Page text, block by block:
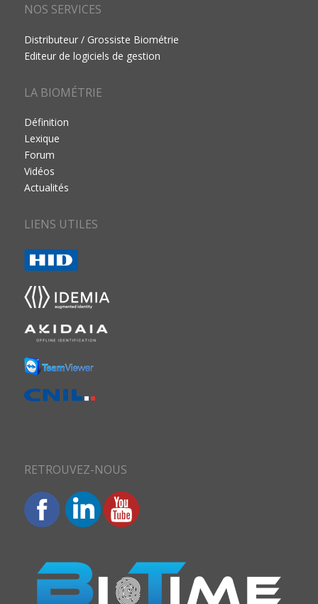
NOS SERVICES
Distributeur / Grossiste Biométrie
Editeur de logiciels de gestion
LA BIOMÉTRIE
Définition
Lexique
Forum
Vidéos
Actualités
LIENS UTILES
RETROUVEZ-NOUS